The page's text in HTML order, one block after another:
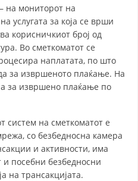
E PARË
I GJAKUT
VULLNETARË
– на мониторот на
услугата за која се врши
корисничкиот број од
Во сметкоматот се
наплатата, по што
за извршеното плаќање. На
за извршено плаќање по
систем на сметкоматот е
со безбедносна камера
и активности, има
и посебни безбедносни
на трансакцијата.